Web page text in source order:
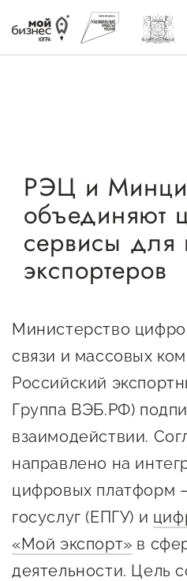
Избранное
Быть в курсе
Истории успеха
Новости
Онлайн-витрина
Социальные сети
Бизнес Югра"
Меры
поддержки
Имущественная
РЭЦ и
объединяют
сервисы для
экспортеров
Министерство
связи и массовых
Российский
Группа ВЭБ.РФ)
взаимодействии.
направлено на
цифровых платформ
госуслуг (ЕПГУ) и
«Мой экспорт» в
деятельности. Цель